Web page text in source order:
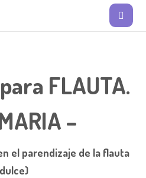
FLAUTA.
–
el parendizaje de la flauta
dulce)